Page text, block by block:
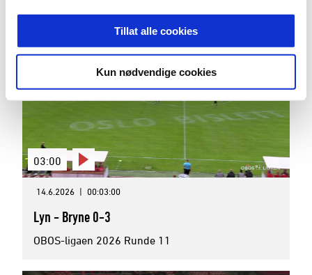
Tillat alle cookies
Kun nødvendige cookies
03:00
14.6.2026 | 00:03:00
Lyn - Bryne 0-3
OBOS-ligaen 2026 Runde 11